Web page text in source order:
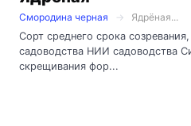
Смородина черная
Ядрёная...
Сорт среднего срока
садоводства НИИ садоводства
скрещивания фор...